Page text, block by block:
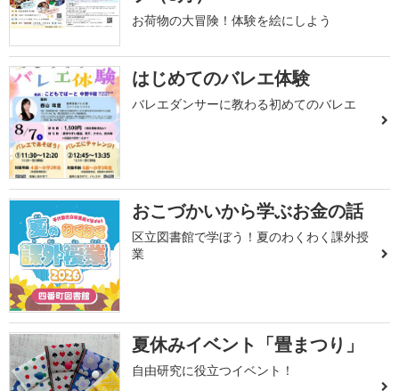
お荷物の大冒険！体験を絵にしよう
はじめてのバレエ体験
バレエダンサーに教わる初めてのバレエ
おこづかいから学ぶお金の話
区立図書館で学ぼう！夏のわくわく課外授
業
夏休みイベント「畳まつり」
自由研究に役立つイベント！